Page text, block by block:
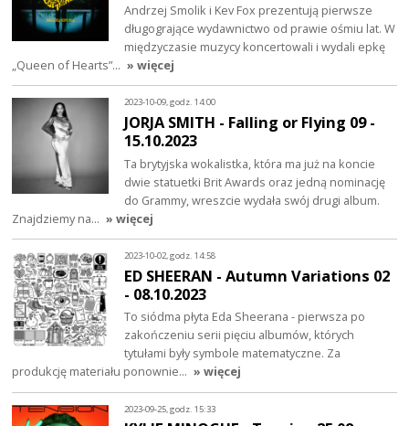
Andrzej Smolik i Kev Fox prezentują pierwsze
długogrające wydawnictwo od prawie ośmiu lat. W
międzyczasie muzycy koncertowali i wydali epkę
„Queen of Hearts”… » więcej
2023-10-09, godz. 14:00
JORJA SMITH - Falling or Flying 09 -
15.10.2023
Ta brytyjska wokalistka, która ma już na koncie
dwie statuetki Brit Awards oraz jedną nominację
do Grammy, wreszcie wydała swój drugi album.
Znajdziemy na… » więcej
2023-10-02, godz. 14:58
ED SHEERAN - Autumn Variations 02
- 08.10.2023
To siódma płyta Eda Sheerana - pierwsza po
zakończeniu serii pięciu albumów, których
tytułami były symbole matematyczne. Za
produkcję materiału ponownie… » więcej
2023-09-25, godz. 15:33